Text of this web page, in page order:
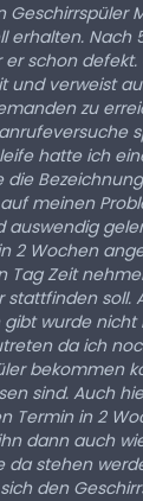
Geschirrspüler
erhalten. Nach
schon
und verweist
zu
hatte ich
die
meinen
auswendig
2 Wochen
Tag Zeit
stattfinden soll.
wurde
da ich
bekommen
sind. Auch
Termin in 2
dann auch
da stehen
den